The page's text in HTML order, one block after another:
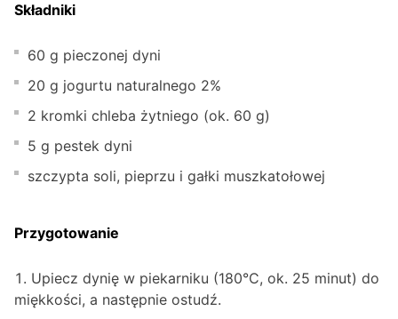
Składniki
60 g pieczonej dyni
20 g jogurtu naturalnego 2%
2 kromki chleba żytniego (ok. 60 g)
5 g pestek dyni
szczypta soli, pieprzu i gałki muszkatołowej
Przygotowanie
Upiecz dynię w piekarniku (180°C, ok. 25 minut) do
miękkości, a następnie ostudź.